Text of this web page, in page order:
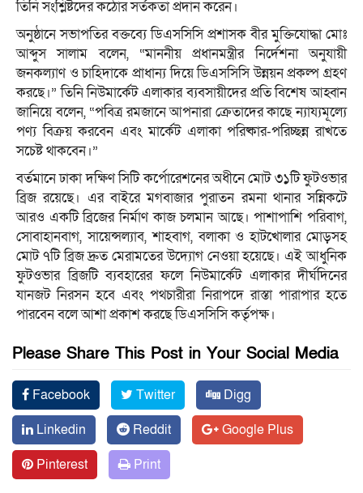
তিনি সংশ্লিষ্টদের কঠোর সর্তকতা প্রদান করেন।
অনুষ্ঠানে সভাপতির বক্তব্যে ডিএসসিসি প্রশাসক বীর মুক্তিযোদ্ধা মোঃ
আব্দুস সালাম বলেন, “মাননীয় প্রধানমন্ত্রীর নির্দেশনা অনুযায়ী
জনকল্যাণ ও চাহিদাকে প্রাধান্য দিয়ে ডিএসসিসি উন্নয়ন প্রকল্প গ্রহণ
করছে।” তিনি নিউমার্কেট এলাকার ব্যবসায়ীদের প্রতি বিশেষ আহ্বান
জানিয়ে বলেন, “পবিত্র রমজানে আপনারা ক্রেতাদের কাছে ন্যায্যমূল্যে
পণ্য বিক্রয় করবেন এবং মার্কেট এলাকা পরিষ্কার-পরিচ্ছন্ন রাখতে
সচেষ্ট থাকবেন।”
বর্তমানে ঢাকা দক্ষিণ সিটি কর্পোরেশনের অধীনে মোট ৩১টি ফুটওভার
ব্রিজ রয়েছে। এর বাইরে মগবাজার পুরাতন রমনা থানার সন্নিকটে
আরও একটি ব্রিজের নির্মাণ কাজ চলমান আছে। পাশাপাশি পরিবাগ,
সোবাহানবাগ, সায়েন্সল্যাব, শাহবাগ, বলাকা ও হাটখোলার মোড়সহ
মোট ৭টি ব্রিজ দ্রুত মেরামতের উদ্যোগ নেওয়া হয়েছে। এই আধুনিক
ফুটওভার ব্রিজটি ব্যবহারের ফলে নিউমার্কেট এলাকার দীর্ঘদিনের
যানজট নিরসন হবে এবং পথচারীরা নিরাপদে রাস্তা পারাপার হতে
পারবেন বলে আশা প্রকাশ করছে ডিএসসিসি কর্তৃপক্ষ।
Please Share This Post in Your Social Media
Facebook Twitter
Digg
Linkedin
Reddit
Google Plus
Pinterest
Print